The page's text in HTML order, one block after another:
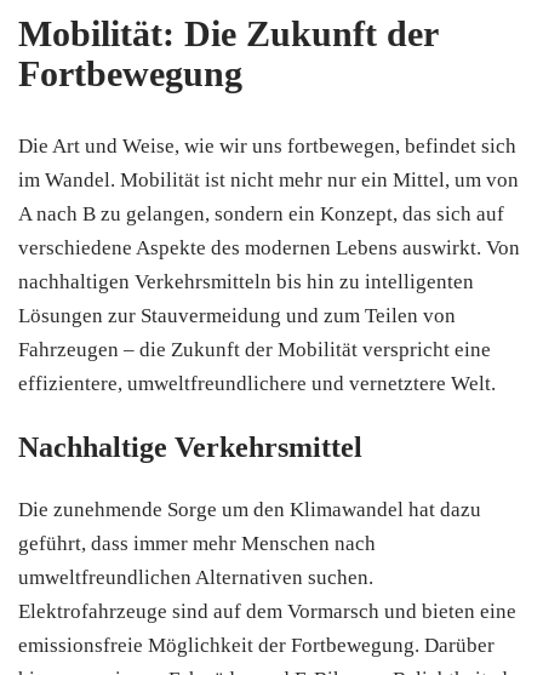
Mobilität: Die Zukunft der
Fortbewegung
Die Art und Weise, wie wir uns fortbewegen, befindet sich
im Wandel. Mobilität ist nicht mehr nur ein Mittel, um von
A nach B zu gelangen, sondern ein Konzept, das sich auf
verschiedene Aspekte des modernen Lebens auswirkt. Von
nachhaltigen Verkehrsmitteln bis hin zu intelligenten
Lösungen zur Stauvermeidung und zum Teilen von
Fahrzeugen – die Zukunft der Mobilität verspricht eine
effizientere, umweltfreundlichere und vernetztere Welt.
Nachhaltige Verkehrsmittel
Die zunehmende Sorge um den Klimawandel hat dazu
geführt, dass immer mehr Menschen nach
umweltfreundlichen Alternativen suchen.
Elektrofahrzeuge sind auf dem Vormarsch und bieten eine
emissionsfreie Möglichkeit der Fortbewegung. Darüber